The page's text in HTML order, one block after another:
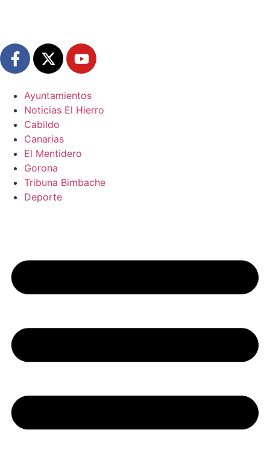
Ayuntamientos
Noticias El Hierro
Cabildo
Canarias
El Mentidero
Gorona
Tribuna Bimbache
Deporte